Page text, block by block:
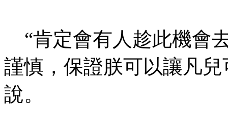
“肯定會有人趁此機會
謹慎，保證朕可以讓凡
說。